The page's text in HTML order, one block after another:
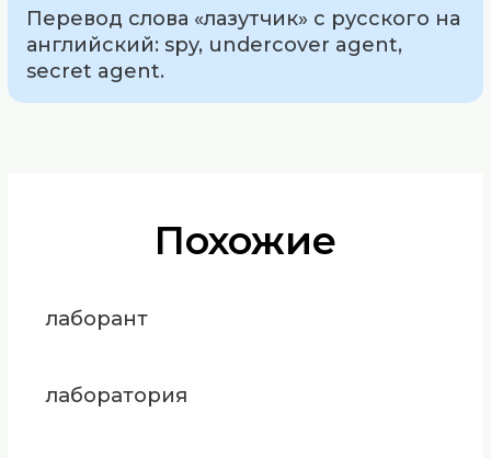
Перевод слова «лазутчик» с русского на
английский: spy, undercover agent,
secret agent.
Похожие
лаборант
лаборатория